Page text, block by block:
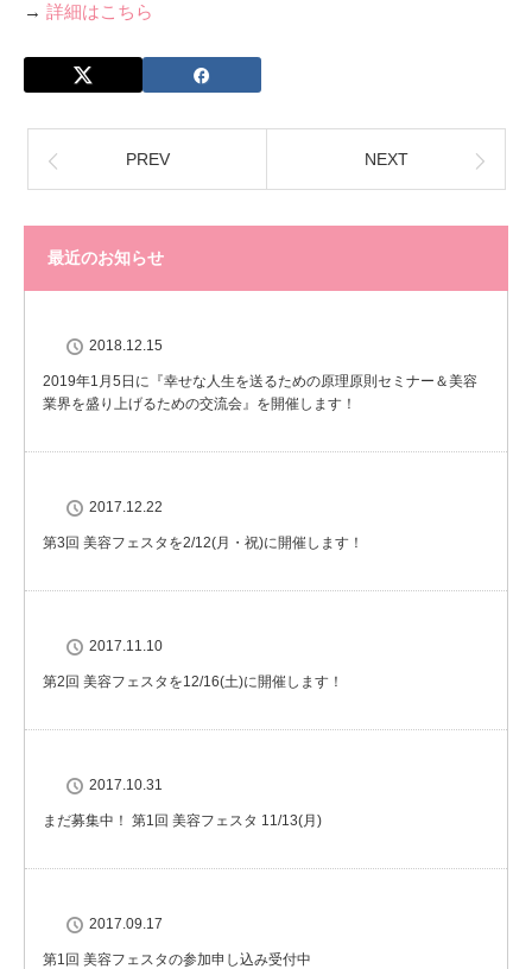
→ 詳細はこちら
PREV NEXT
最近のお知らせ
2018.12.15
2019年1月5日に『幸せな人生を送るための原理原則セミナー＆美容
業界を盛り上げるための交流会』を開催します！
2017.12.22
第3回 美容フェスタを2/12(月・祝)に開催します！
2017.11.10
第2回 美容フェスタを12/16(土)に開催します！
2017.10.31
まだ募集中！ 第1回 美容フェスタ 11/13(月)
2017.09.17
第1回 美容フェスタの参加申し込み受付中